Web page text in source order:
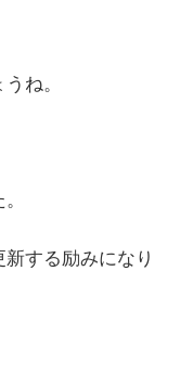
ね。
する励みになり